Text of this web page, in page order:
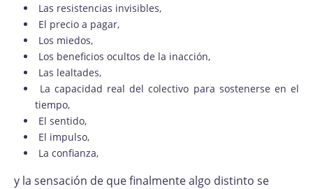
Las resistencias invisibles,
El precio a pagar,
Los miedos,
Los beneficios ocultos de la inacción,
Las lealtades,
La capacidad real del colectivo para sostenerse en el
tiempo,
El sentido,
El impulso,
La confianza,
y la sensación de que finalmente algo distinto se